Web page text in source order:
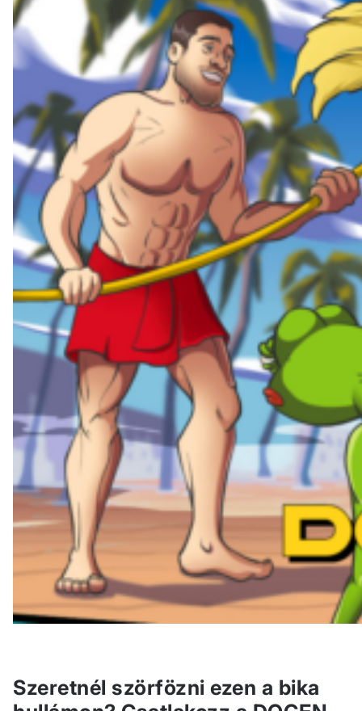
Szeretnél szörfözni ezen a bika